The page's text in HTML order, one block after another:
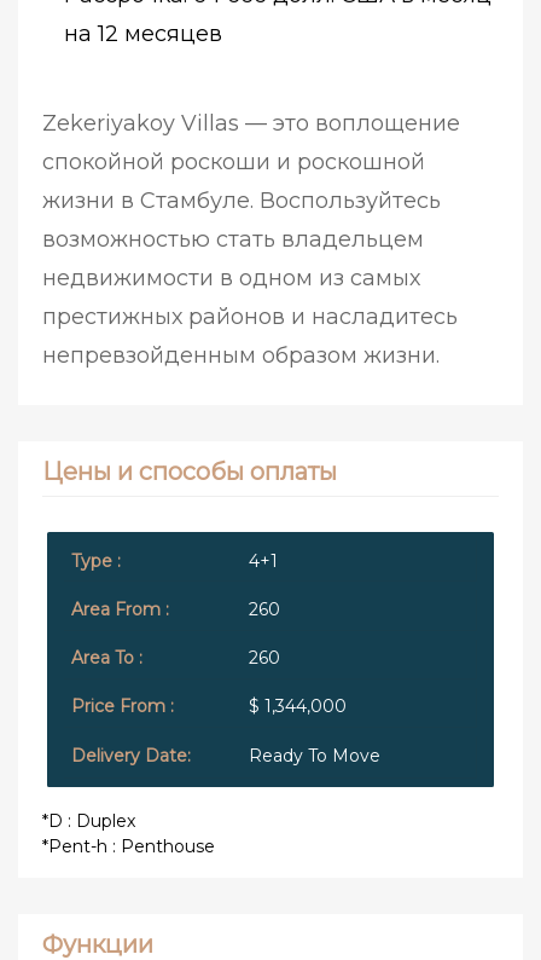
на 12 месяцев
Zekeriyakoy Villas — это воплощение
спокойной роскоши и роскошной
жизни в Стамбуле. Воспользуйтесь
возможностью стать владельцем
недвижимости в одном из самых
престижных районов и насладитесь
непревзойденным образом жизни.
Цены и способы оплаты
4+1
260
260
$ 1,344,000
Ready To Move
*D : Duplex
*Pent-h : Penthouse
Функции